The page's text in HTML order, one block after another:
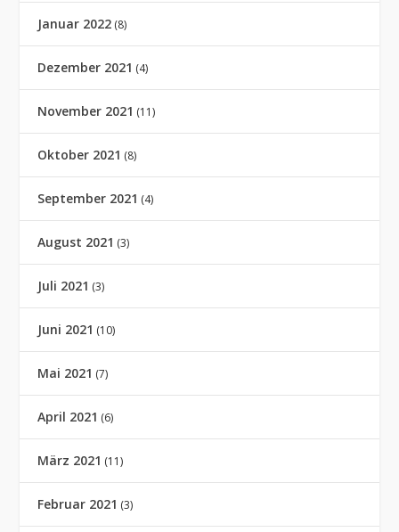
Januar 2022 (8)
Dezember 2021 (4)
November 2021 (11)
Oktober 2021 (8)
September 2021 (4)
August 2021 (3)
Juli 2021 (3)
Juni 2021 (10)
Mai 2021 (7)
April 2021 (6)
März 2021 (11)
Februar 2021 (3)